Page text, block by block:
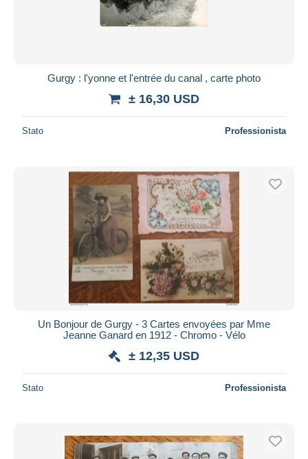
Gurgy : l'yonne et l'entrée du canal , carte photo
± 16,30 USD
Stato Professionista
Un Bonjour de Gurgy - 3 Cartes envoyées par Mme
Jeanne Ganard en 1912 - Chromo - Vélo
± 12,35 USD
Stato Professionista